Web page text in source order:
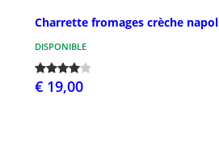
Charrette fromages crèche
DISPONIBLE
€ 19,00